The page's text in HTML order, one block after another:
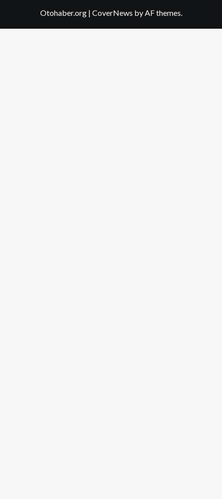
Otohaber.org | CoverNews by AF themes.